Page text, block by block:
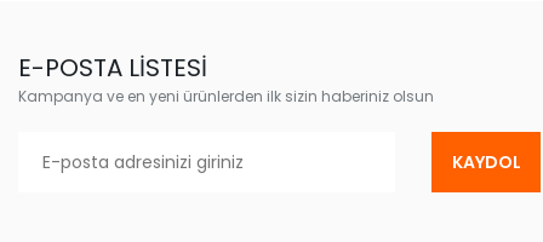
E-POSTA LİSTESİ
Kampanya ve en yeni ürünlerden ilk sizin haberiniz olsun
KAYDOL